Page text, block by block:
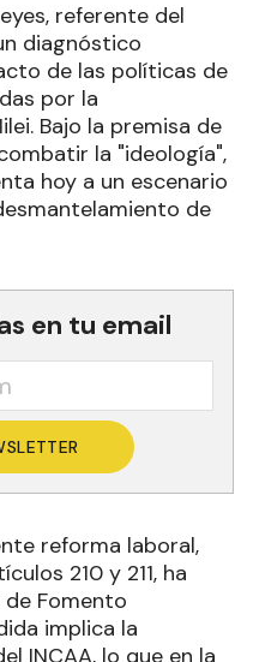
referente del
diagnóstico
de las políticas de
por la
Bajo la premisa de
la "ideología",
hoy a un escenario
de
en tu email
reforma laboral,
210 y 211, ha
Fomento
implica la